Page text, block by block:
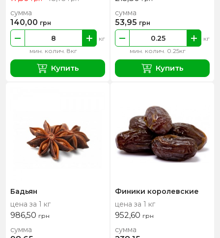
мин. колич. 8кг
кг
сумма
140,00 грн
Купить
мин. колич. 0.25кг
кг
сумма
53,95 грн
Купить
Бадьян
цена за 1 кг
986,50 грн
сумма
Финики королевские
цена за 1 кг
952,60 грн
сумма